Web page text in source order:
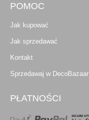
POMOC
Jak kupować
Jak sprzedawać
Kontakt
Sprzedawaj w DecoBazaar
PŁATNOŚCI